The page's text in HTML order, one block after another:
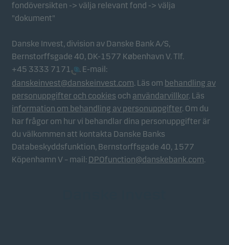
fondöversikten -> välja relevant fond -> välja
"dokument"
Danske Invest, division av Danske Bank A/S,
Bernstorffsgade 40, DK-1577 København V. Tlf.
+45 3333 7171
. E-mail:
danskeinvest@danskeinvest.com. Läs om behandling av
personuppgifter och cookies och användarvillkor. Läs
information om behandling av personuppgifter. Om du
har frågor om hur vi behandlar dina personuppgifter är
du välkommen att kontakta Danske Banks
Databeskyddsfunktion, Bernstorffsgade 40, 1577
Köpenhamn V – mail: DPOfunction@danskebank.com.